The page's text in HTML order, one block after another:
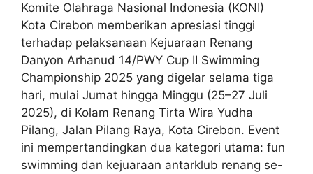
Komite Olahraga Nasional Indonesia (KONI)
Kota Cirebon memberikan apresiasi tinggi
terhadap pelaksanaan Kejuaraan Renang
Danyon Arhanud 14/PWY Cup II Swimming
Championship 2025 yang digelar selama tiga
hari, mulai Jumat hingga Minggu (25–27 Juli
2025), di Kolam Renang Tirta Wira Yudha
Pilang, Jalan Pilang Raya, Kota Cirebon. Event
ini mempertandingkan dua kategori utama: fun
swimming dan kejuaraan antarklub renang se-